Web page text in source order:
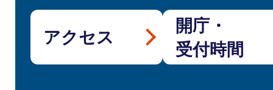
アクセス
開庁・
受付時間